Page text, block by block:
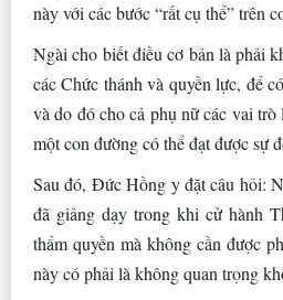
này với các bước “rất cụ thể” trên
Ngài cho biết điều cơ bản là phải
các Chức thánh và quyền lực, để
và do đó cho cả phụ nữ các vai
một con đường có thể đạt được sự
Sau đó, Đức Hồng y đặt câu hỏi:
đã giảng dạy trong khi cử hành
thẩm quyền mà không cần được
này có phải là không quan trọng